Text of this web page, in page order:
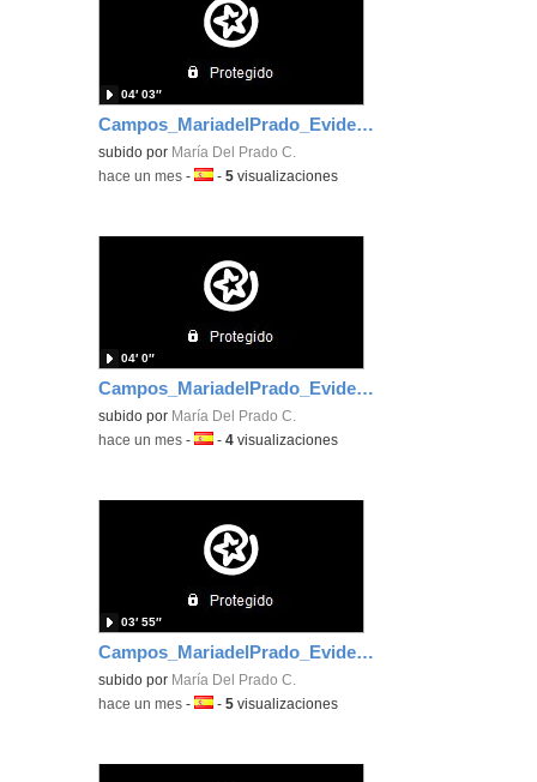
Campos_MariadelPrado_EvidenciaArea_1
subido por María Del Prado C.
04′ 03″
-hace un mes -Idioma:
-5 visualizaciones
Campos_MariadelPrado_EvidenciaArea_3
subido por María Del Prado C.
04′ 0″
-hace un mes -Idioma:
-4 visualizaciones
Campos_MariadelPrado_EvidenciaArea_4
subido por María Del Prado C.
03′ 55″
-hace un mes -Idioma:
-5 visualizaciones